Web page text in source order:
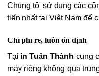
Chúng tôi sử dụng các
tiến nhất tại Việt Nam để
Chi phí rẻ, luôn ổn định
Tại in Tuấn Thành cung
máy riêng không qua